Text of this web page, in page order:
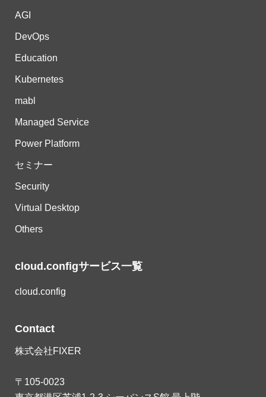
AGI
DevOps
Education
Kubernetes
mabl
Managed Service
Power Platform
セミナー
Security
Virtual Desktop
Others
cloud.configサービス一覧
cloud.config
Contact
株式会社FIXER
〒105-0023